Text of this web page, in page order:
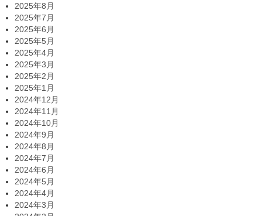
2025年8月
2025年7月
2025年6月
2025年5月
2025年4月
2025年3月
2025年2月
2025年1月
2024年12月
2024年11月
2024年10月
2024年9月
2024年8月
2024年7月
2024年6月
2024年5月
2024年4月
2024年3月